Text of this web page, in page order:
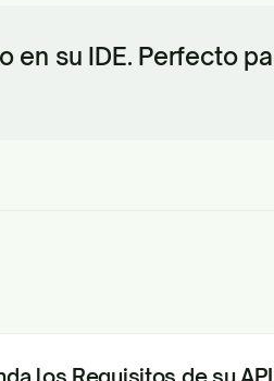
su IDE. Perfecto